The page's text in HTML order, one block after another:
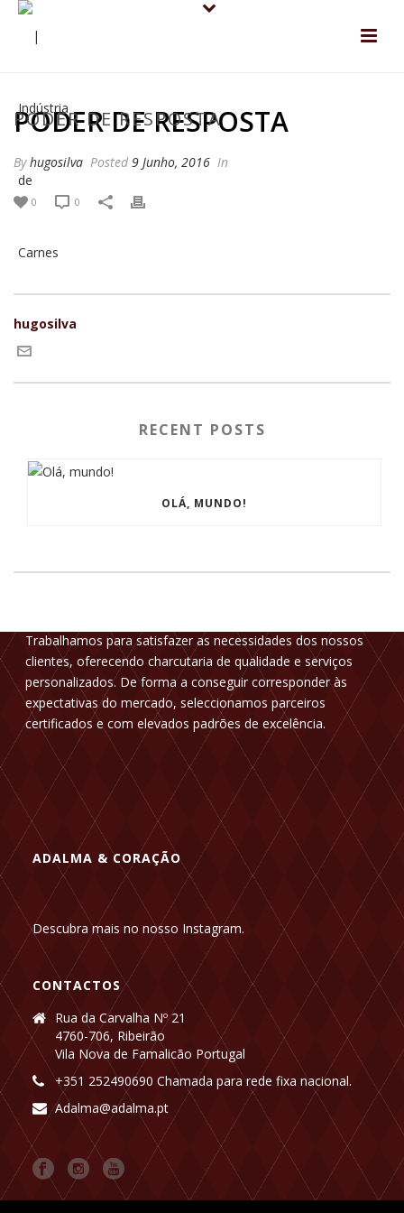
PODER DE RESPOSTA
PODER DE RESPOSTA
Byhugosilva Posted 9 Junho, 2016 In
0 0
hugosilva
RECENT POSTS
OLÁ, MUNDO!
Trabalhamos para satisfazer as necessidades dos nossos
clientes, oferecendo charcutaria de qualidade e serviços
personalizados. De forma a conseguir corresponder às
expectativas do mercado, seleccionamos parceiros
certificados e com elevados padrões de excelência.
ADALMA & CORAÇÃO
Descubra mais no nosso Instagram.
CONTACTOS
Rua da Carvalha Nº 21
4760-706, Ribeirão
Vila Nova de Famalicão Portugal
+351 252490690 Chamada para rede fixa nacional.
Adalma@adalma.pt